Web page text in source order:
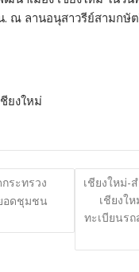
. ณ ลานอนุสาวรีย์สามกษัต
ยงใหม่
ระทรวง
อดชุมชน
เชียงใหม่-
เชียงใ
ทะเบียนรถ